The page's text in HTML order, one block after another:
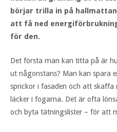
börjar trilla in på
att få ned
för den.
Det första man kan titta på är
ut någonstans? Man kan spara
sprickor i fasaden och att
läcker i fogarna. Det är ofta
och byta tätningslister – för att